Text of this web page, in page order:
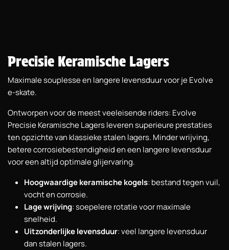
Precisie Keramische Lagers
Maximale souplesse en langere levensduur voor je Evolve
e-skate.
Ontworpen voor de meest veeleisende riders: Evolve
Precisie Keramische Lagers leveren superieure prestaties
ten opzichte van klassieke stalen lagers. Minder wrijving,
betere corrosiebestendigheid en een langere levensduur
voor een altijd optimale glijervaring.
Hoogwaardige keramische kogels: bestand tegen vuil,
vocht en corrosie.
Lage wrijving: soepelere rotatie voor maximale
snelheid.
Uitzonderlijke levensduur: veel langere levensduur
dan stalen lagers.